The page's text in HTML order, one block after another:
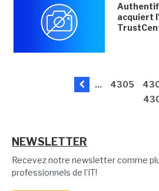
acquiert
... 4305
NEWSLETTER
Recevez notre newsletter comme
professionnels de l'IT!